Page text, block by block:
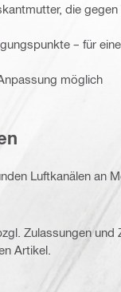
die
– für
möglich
Luftkanälen an
Zulassungen und
Artikel.